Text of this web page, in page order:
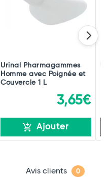
Urinal Pharmagammes
Homme avec Poignée et
Couvercle 1 L
3,65€
Ajouter
Avis clients 0